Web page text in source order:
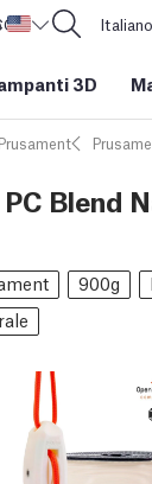
Stati Uniti
CORE One L: Ora disponibile! Italiano
3D
Prusament
Blend
900g